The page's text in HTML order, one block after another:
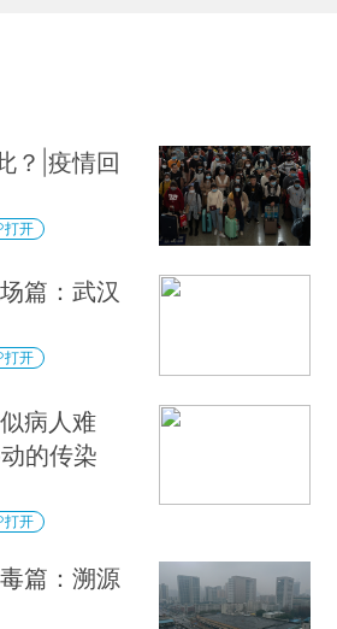
？|疫情回
打开
篇：武汉
打开
病人难
的传染
打开
篇：溯源